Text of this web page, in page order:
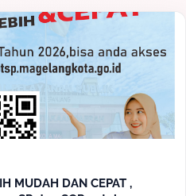
MUDAH DAN CEPAT ,